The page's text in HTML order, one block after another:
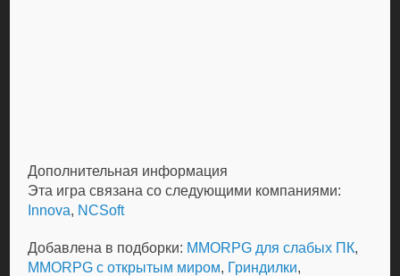
Дополнительная информация
Эта игра связана со следующими компаниями:
Innova, NCSoft
Добавлена в подборки: MMORPG для слабых ПК,
MMORPG с открытым миром, Гриндилки,